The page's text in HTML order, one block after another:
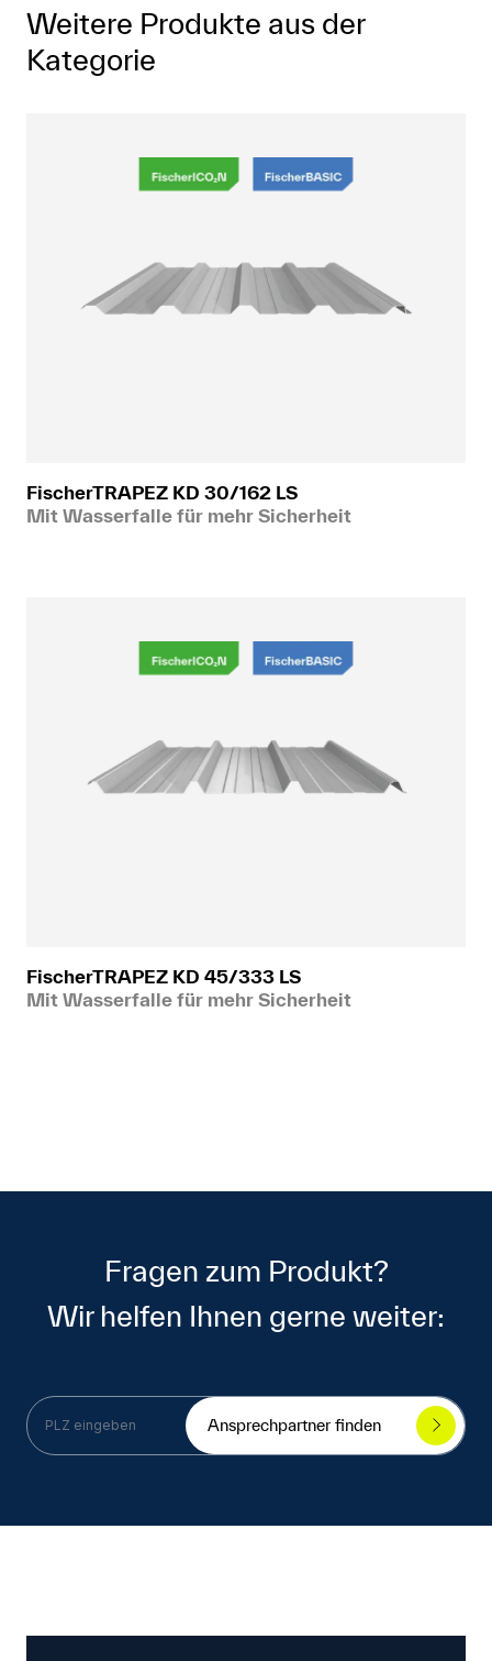
Weitere Produkte aus der
Kategorie
FischerTRAPEZ KD 30/162 LS
Mit Wasserfalle für mehr Sicherheit
FischerTRAPEZ KD 45/333 LS
Mit Wasserfalle für mehr Sicherheit
Fragen zum Produkt?
Wir helfen Ihnen gerne weiter:
Ansprechpartner finden